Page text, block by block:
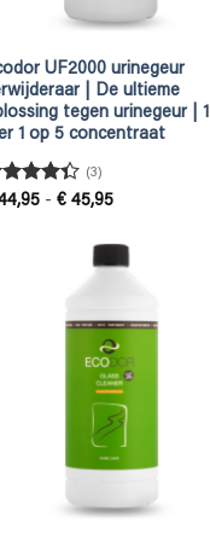
UF2000 urinegeur
| De ultieme
tegen urinegeur | 1
1 op 5 concentraat
(3)
- € 45,95Prijsklasse:
€ 45,95